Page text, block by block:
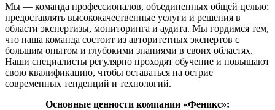
Мы — команда профессионалов, объединенных общей целью:
предоставлять высококачественные услуги и решения в
области экспертизы, мониторинга и аудита. Мы гордимся тем,
что наша команда состоит из авторитетных экспертов с
большим опытом и глубокими знаниями в своих областях.
Наши специалисты регулярно проходят обучение и повышают
свою квалификацию, чтобы оставаться на острие
современных тенденций и технологий.
Основные ценности компании «Феникс»: